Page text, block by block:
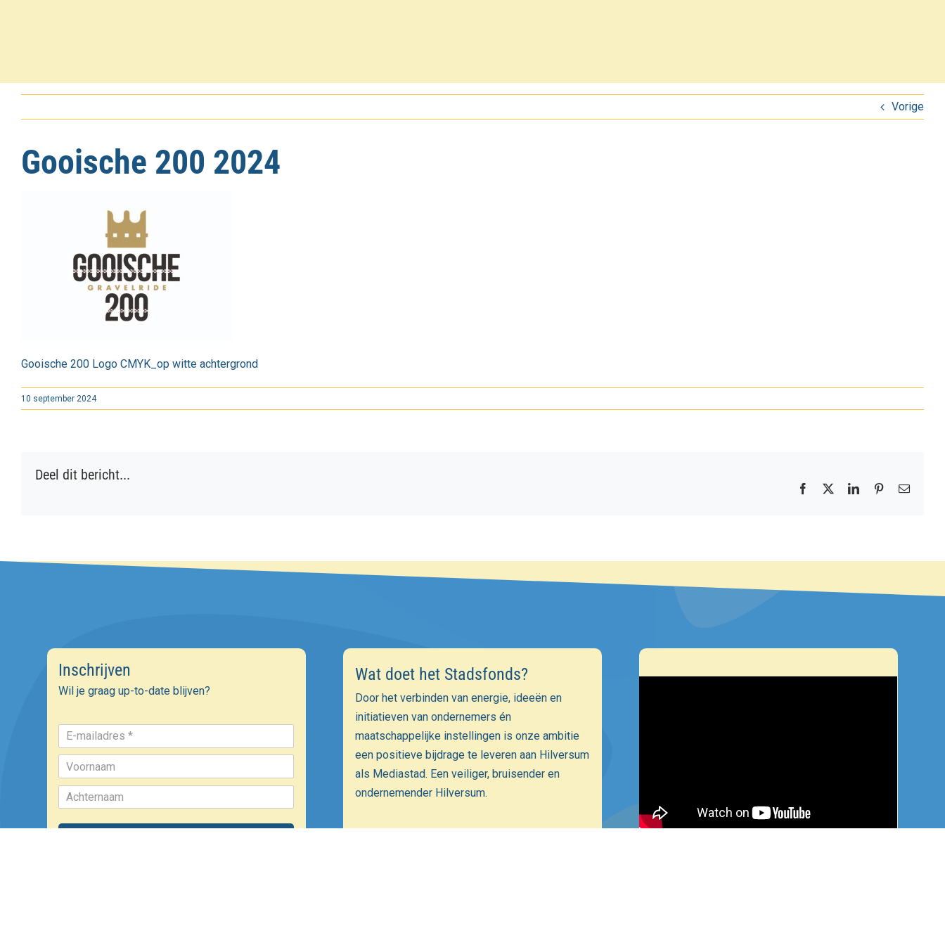
Vorige
Gooische 200 2024
Gooische 200 Logo CMYK_op witte achtergrond
10 september 2024
Deel dit bericht...
Facebook LinkedInPinterest
E-
Inschrijven
Wil je graag up-to-date blijven?
Wat doet het Stadsfonds?
Door het verbinden van energie, ideeën en
initiatieven van ondernemers én
maatschappelijke instellingen is onze ambitie
een positieve bijdrage te leveren aan Hilversum
als Mediastad. Een veiliger, bruisender en
ondernemender Hilversum.